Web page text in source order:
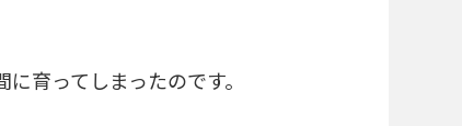
育ってしまったのです。